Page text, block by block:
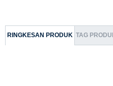
RINGKESAN PRODUK TAG